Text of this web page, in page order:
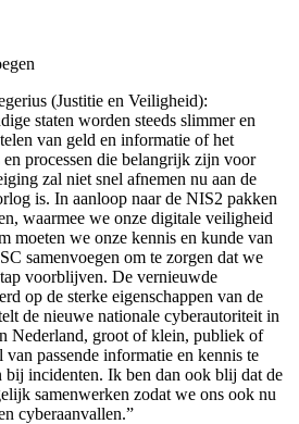
(Justitie en Veiligheid):
staten worden steeds slimmer en
van geld en informatie of het
en processen die belangrijk zijn voor
zal niet snel afnemen nu aan de
is. In aanloop naar de NIS2 pakken
waarmee we onze digitale veiligheid
moeten we onze kennis en kunde van
samenvoegen om te zorgen dat we
voorblijven. De vernieuwde
op de sterke eigenschappen van de
de nieuwe nationale cyberautoriteit in
Nederland, groot of klein, publiek of
passende informatie en kennis te
bij incidenten. Ik ben dan ook blij dat de
samenwerken zodat we ons ook nu
cyberaanvallen.”